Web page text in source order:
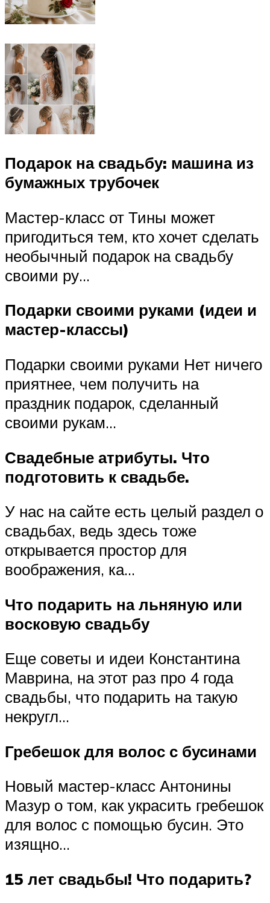
Подарок на свадьбу: машина из
бумажных трубочек
Мастер-класс от Тины может
пригодиться тем, кто хочет сделать
необычный подарок на свадьбу
своими ру…
Подарки своими руками (идеи и
мастер-классы)
Подарки своими руками Нет ничего
приятнее, чем получить на
праздник подарок, сделанный
своими рукам…
Свадебные атрибуты. Что
подготовить к свадьбе.
У нас на сайте есть целый раздел о
свадьбах, ведь здесь тоже
открывается простор для
воображения, ка…
Что подарить на льняную или
восковую свадьбу
Еще советы и идеи Константина
Маврина, на этот раз про 4 года
свадьбы, что подарить на такую
некругл…
Гребешок для волос с бусинами
Новый мастер-класс Антонины
Мазур о том, как украсить гребешок
для волос с помощью бусин. Это
изящно…
15 лет свадьбы! Что подарить?